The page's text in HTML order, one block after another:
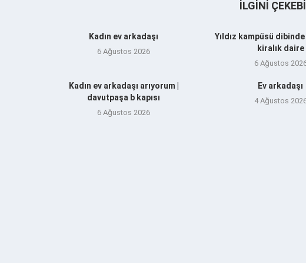
İLGINI
Kadın ev arkadaşı
6 Ağustos 2026
Yıldız kampüsü dibinde
kiralık daire
6 Ağustos
Kadın ev arkadaşı arıyorum |
davutpaşa b kapısı
6 Ağustos 2026
Ev arkadaşı
4 Ağustos